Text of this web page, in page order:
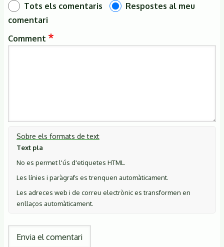
Tots els comentaris
Respostes al meu
comentari
Comment
Sobre els formats de text
Text pla
No es permet l'ús d'etiquetes HTML.
Les línies i paràgrafs es trenquen automàticament.
Les adreces web i de correu electrònic es transformen en
enllaços automàticament.